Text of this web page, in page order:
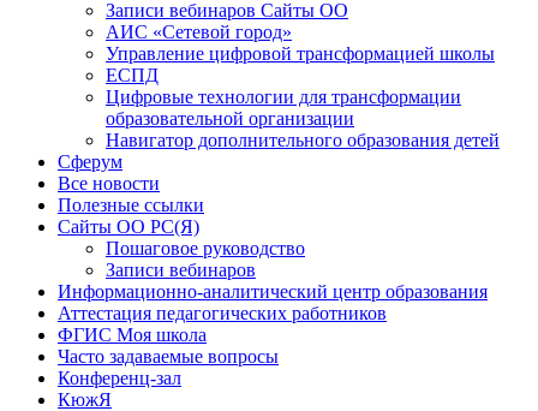
Записи вебинаров Сайты ОО
АИС «Сетевой город»
Управление цифровой трансформацией школы
ЕСПД
Цифровые технологии для трансформации
образовательной организации
Навигатор дополнительного образования детей
Сферум
Все новости
Полезные ссылки
Сайты ОО РС(Я)
Пошаговое руководство
Записи вебинаров
Информационно-аналитический центр образования
Аттестация педагогических работников
ФГИС Моя школа
Часто задаваемые вопросы
Конференц-зал
КюжЯ